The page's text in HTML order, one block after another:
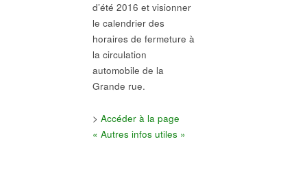
d’été 2016 et visionner
le calendrier des
horaires de fermeture à
la circulation
automobile de la
Grande rue.
> Accéder à la page
« Autres infos utiles »